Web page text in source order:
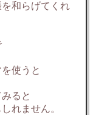
和らげてくれ
使うと
ると
れません。